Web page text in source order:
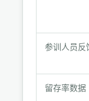
材
料参训人员反
留存率数据